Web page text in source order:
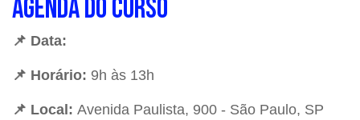
AGENDA DO CURSO
📌 Data:
📌 Horário: 9h às 13h
📌 Local: Avenida Paulista, 900 - São Paulo, SP